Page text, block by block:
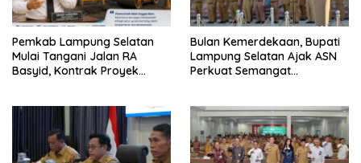
Pemkab Lampung Selatan
Mulai Tangani Jalan RA
Basyid, Kontrak Proyek
Bulan Kemerdekaan, Bupati
Lampung Selatan Ajak ASN
Perkuat Semangat